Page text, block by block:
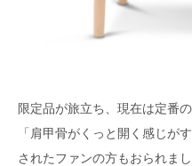
限定品が旅立ち、現在は定番
「肩甲骨がくっと開く感じが
されたファンの方もおられま